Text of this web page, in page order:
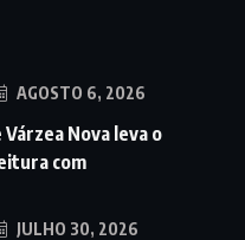
AGOSTO 6, 2026
Nova leva o
com
JULHO 30, 2026